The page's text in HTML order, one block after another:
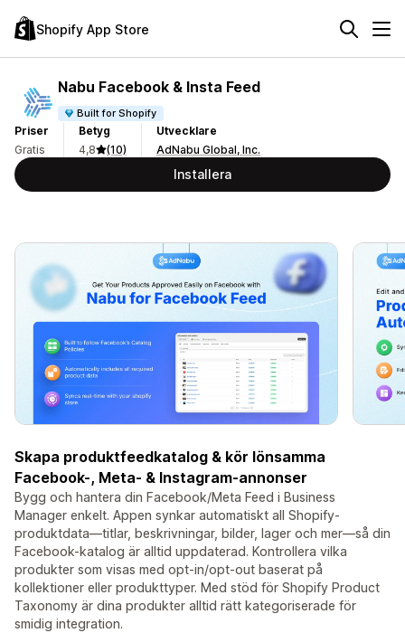
Shopify App Store
Nabu Facebook & Insta Feed
Built for Shopify
Priser
Gratis
Betyg
4,8
(10)
Utvecklare
AdNabu Global, Inc.
Installera
Skapa produktfeedkatalog & kör lönsamma
Facebook-, Meta- & Instagram-annonser
Bygg och hantera din Facebook/Meta Feed i Business
Manager enkelt. Appen synkar automatiskt all Shopify-
produktdata—titlar, beskrivningar, bilder, lager och mer—så din
Facebook-katalog är alltid uppdaterad. Kontrollera vilka
produkter som visas med opt-in/opt-out baserat på
kollektioner eller produkttyper. Med stöd för Shopify Product
Taxonomy är dina produkter alltid rätt kategoriserade för
smidig integration.